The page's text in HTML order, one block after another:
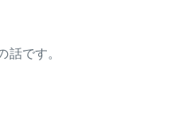
話です。